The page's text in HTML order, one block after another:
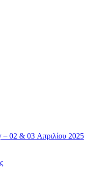
02 & 03 Απριλίου 2025